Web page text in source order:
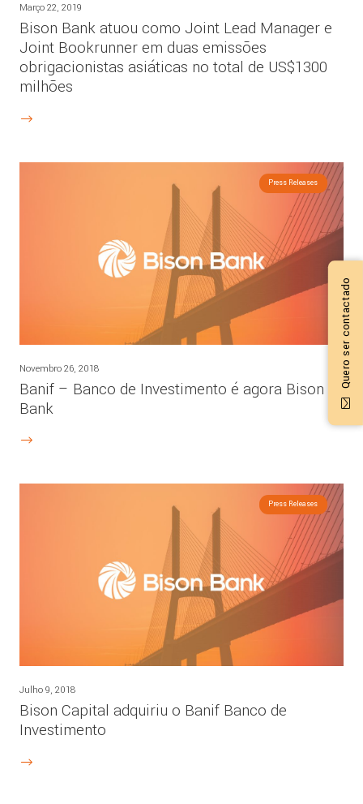
Março 22, 2019
Bison Bank atuou como Joint Lead Manager e
Joint Bookrunner em duas emissões
obrigacionistas asiáticas no total de US$1300
milhões
Press Releases
Novembro 26, 2018
Banif – Banco de Investimento é agora Bison
Bank
Press Releases
Julho 9, 2018
Bison Capital adquiriu o Banif Banco de
Investimento
Quero ser contactado